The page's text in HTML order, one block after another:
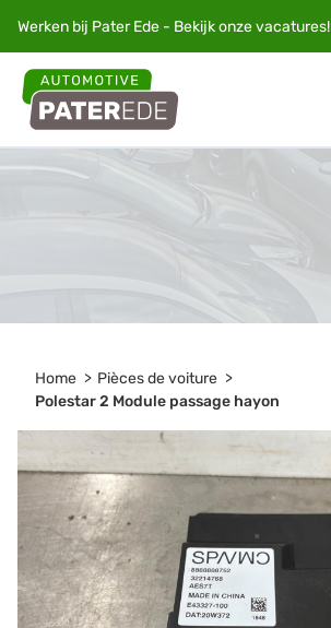
Werken bij Pater Ede - Bekijk onzevacatures!
Home
Pièces de voiture
Polestar 2 Module passage hayon